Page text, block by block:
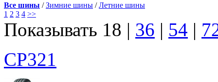
Все шины /Зимние шины /Летние шины
1 2 3 4 >>
Показывать 18 | 36 | 54 |
CP321